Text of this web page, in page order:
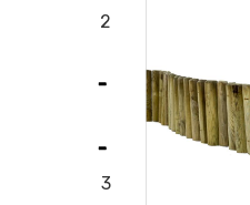
2
3